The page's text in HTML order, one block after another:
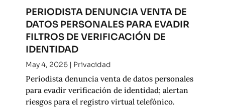
PERIODISTA DENUNCIA VENTA DE
DATOS PERSONALES PARA EVADIR
FILTROS DE VERIFICACIÓN DE
IDENTIDAD
May 4, 2026| Privacidad
Periodista denuncia venta de datos personales
para evadir verificación de identidad; alertan
riesgos para el registro virtual telefónico.